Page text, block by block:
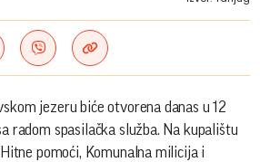
jezeru biće otvorena danas u 12
radom spasilačka služba. Na kupalištu
pomoći, Komunalna milicija i